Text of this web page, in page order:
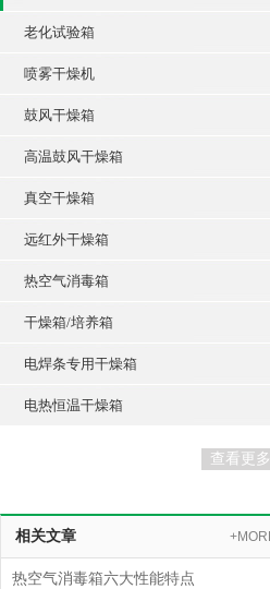
老化试验箱
喷雾干燥机
鼓风干燥箱
高温鼓风干燥箱
真空干燥箱
远红外干燥箱
热空气消毒箱
干燥箱/培养箱
电焊条专用干燥箱
电热恒温干燥箱
查看更
相关文章
热空气消毒箱六大性能特点